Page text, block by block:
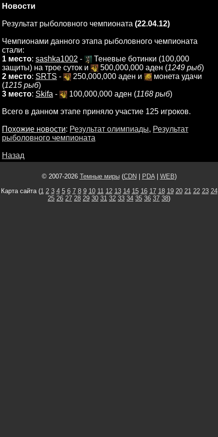
Новости
Результат рыболовного чемпионата (22.04.12)
Чемпионами данного этапа рыболовного чемпионата
стали:
1 место: sashka1002 -
Теневые ботинки (100,000
защиты) на трое суток и
500,000,000 аден (1249 рыб)
2 место: SRTS - 250,000,000 аден и
монета удачи
(1215 рыб)
3 место: Skifa - 100,000,000 аден (1168 рыб)
Всего в данном этапе приняло участие 125 игроков.
Похожие новости: Результат олимпиады, Результат
рыболовного чемпионата
Назад
© 2007-2026 Темные миры(CDN PDA| WEB)
Карта сайта (1 2 3 4 5 6 7 8 9 10 11 12 13 14 15 16 17 18 19 20 21 22 23 24
25 26 27 28 29 30 31 32 33 34 35 36 37 38)